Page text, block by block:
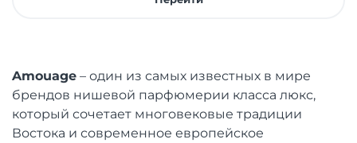
Amouage – один из самых известных в мире
брендов нишевой парфюмерии класса люкс,
который сочетает многовековые традиции
Востока и современное европейское